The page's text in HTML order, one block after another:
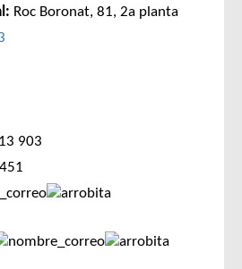
Roc Boronat, 81, 2a planta
903